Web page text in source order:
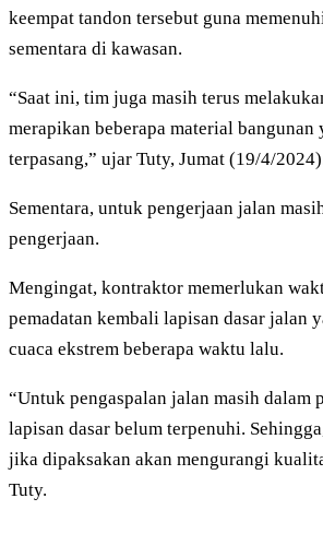
keempat tandon tersebut guna
sementara di kawasan.
“Saat ini, tim juga masih terus
merapikan beberapa material bangunan
terpasang,” ujar Tuty, Jumat (19/4/
Sementara, untuk pengerjaan jalan
pengerjaan.
Mengingat, kontraktor memerlukan
pemadatan kembali lapisan dasar jalan
cuaca ekstrem beberapa waktu lalu.
“Untuk pengaspalan jalan masih dalam
lapisan dasar belum terpenuhi.
jika dipaksakan akan mengurangi
Tuty.